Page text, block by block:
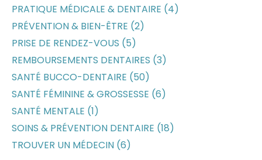
PRATIQUE MÉDICALE & DENTAIRE (4)
PRÉVENTION & BIEN-ÊTRE (2)
PRISE DE RENDEZ-VOUS (5)
REMBOURSEMENTS DENTAIRES (3)
SANTÉ BUCCO-DENTAIRE (50)
SANTÉ FÉMININE & GROSSESSE (6)
SANTÉ MENTALE (1)
SOINS & PRÉVENTION DENTAIRE (18)
TROUVER UN MÉDECIN (6)